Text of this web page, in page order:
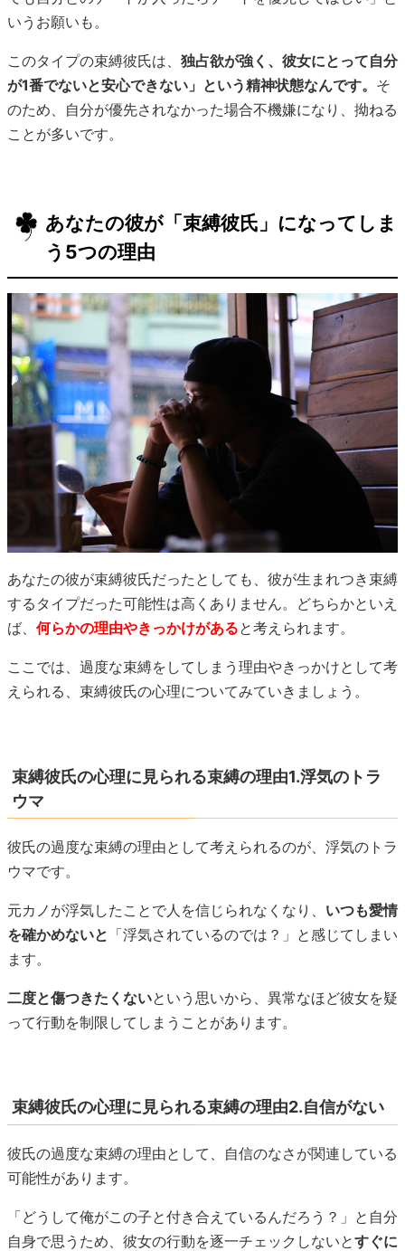
いうお願いも。
このタイプの束縛彼氏は、 独占欲が強く、彼女にとって自分
が1番でないと安心できない」という精神状態なんです。 そ
のため、自分が優先されなかった場合不機嫌になり、拗ねる
ことが多いです。
あなたの彼が「束縛彼氏」になってしま
う5つの理由
あなたの彼が束縛彼氏だったとしても、彼が生まれつき束縛
するタイプだった可能性は高くありません。どちらかといえ
ば、 何らかの理由やきっかけがあると考えられます。
ここでは、過度な束縛をしてしまう理由やきっかけとして考
えられる、束縛彼氏の心理についてみていきましょう。
束縛彼氏の心理に見られる束縛の理由1.浮気のトラ
ウマ
彼氏の過度な束縛の理由として考えられるのが、浮気のトラ
ウマです。
元カノが浮気したことで人を信じられなくなり、 いつも愛情
を確かめないと 「浮気されているのでは？」と感じてしまい
ます。
二度と傷つきたくないという思いから、異常なほど彼女を疑
って行動を制限してしまうことがあります。
束縛彼氏の心理に見られる束縛の理由2.自信がない
彼氏の過度な束縛の理由として、自信のなさが関連している
可能性があります。
「どうして俺がこの子と付き合えているんだろう？」と自分
自身で思うため、彼女の行動を逐一チェックしないとすぐに